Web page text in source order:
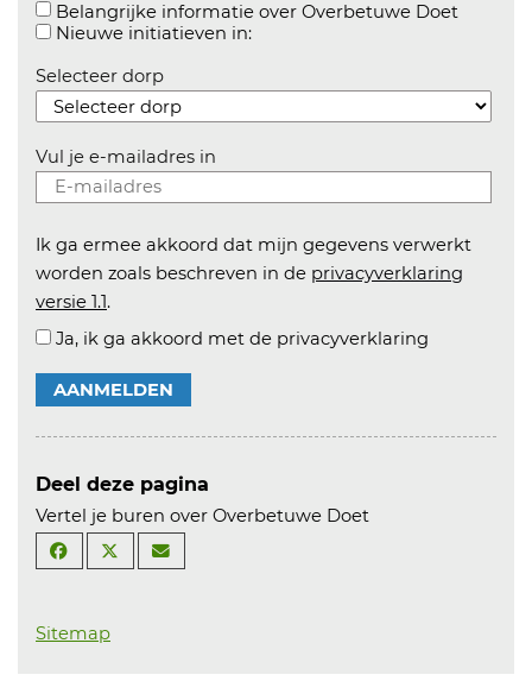
Belangrijke informatie over Overbetuwe Doet
Nieuwe initiatieven in:Aanvinken om informatie over
Selecteer dorp
Vul je e-mailadres in
Ik ga ermee akkoord dat mijn gegevens verwerkt
worden zoals beschreven in de privacyverklaring
versie 1.1.
Ja, ik ga akkoord met de privacyverklaring
AANMELDEN
Deel deze pagina
Vertel je buren over Overbetuwe Doet
Sitemap